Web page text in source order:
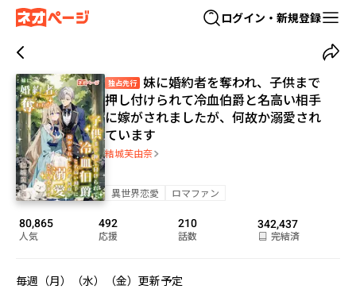
ログイン・新規登録
独占先行
妹に婚約者を奪われ、子供まで
押し付けられて冷血伯爵と名高い相手
に嫁がされましたが、何故か溺愛され
ています
結城芙由奈
異世界恋愛 ロマファン
80,865
人気
492
応援
210
話数
342,437
完結済
毎週（月）（水）（金）更新予定